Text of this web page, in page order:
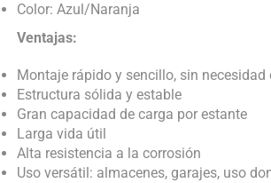
Color: Azul/Naranja
Ventajas:
Montaje rápido y sencillo, sin necesidad
Estructura sólida y estable
Gran capacidad de carga por estante
Larga vida útil
Alta resistencia a la corrosión
Uso versátil: almacenes, garajes, uso